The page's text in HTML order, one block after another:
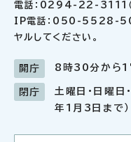
電話：0294-22-3111（
IP電話：050-5528-
ヤルしてください。
開庁 8時30分から
閉庁
土曜日・日曜日
年1月3日まで）